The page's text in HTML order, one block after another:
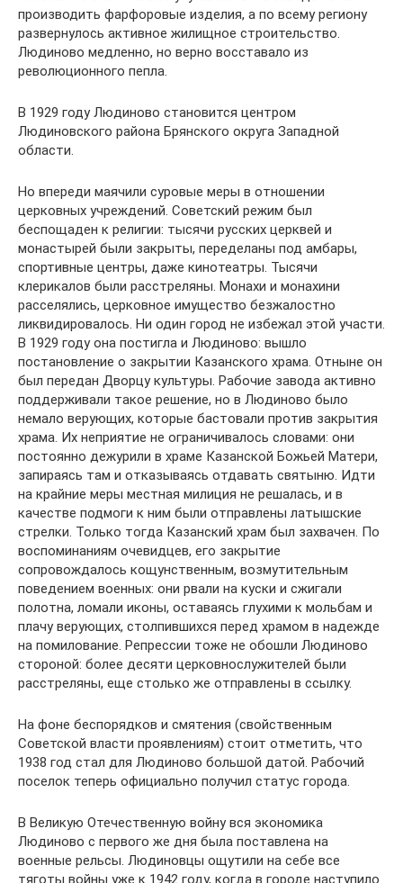
производить фарфоровые изделия, а по всему региону
развернулось активное жилищное строительство.
Людиново медленно, но верно восставало из
революционного пепла.
В 1929 году Людиново становится центром
Людиновского района Брянского округа Западной
области.
Но впереди маячили суровые меры в отношении
церковных учреждений. Советский режим был
беспощаден к религии: тысячи русских церквей и
монастырей были закрыты, переделаны под амбары,
спортивные центры, даже кинотеатры. Тысячи
клерикалов были расстреляны. Монахи и монахини
расселялись, церковное имущество безжалостно
ликвидировалось. Ни один город не избежал этой участи.
В 1929 году она постигла и Людиново: вышло
постановление о закрытии Казанского храма. Отныне он
был передан Дворцу культуры. Рабочие завода активно
поддерживали такое решение, но в Людиново было
немало верующих, которые бастовали против закрытия
храма. Их неприятие не ограничивалось словами: они
постоянно дежурили в храме Казанской Божьей Матери,
запираясь там и отказываясь отдавать святыню. Идти
на крайние меры местная милиция не решалась, и в
качестве подмоги к ним были отправлены латышские
стрелки. Только тогда Казанский храм был захвачен. По
воспоминаниям очевидцев, его закрытие
сопровождалось кощунственным, возмутительным
поведением военных: они рвали на куски и сжигали
полотна, ломали иконы, оставаясь глухими к мольбам и
плачу верующих, столпившихся перед храмом в надежде
на помилование. Репрессии тоже не обошли Людиново
стороной: более десяти церковнослужителей были
расстреляны, еще столько же отправлены в ссылку.
На фоне беспорядков и смятения (свойственным
Советской власти проявлениям) стоит отметить, что
1938 год стал для Людиново большой датой. Рабочий
поселок теперь официально получил статус города.
В Великую Отечественную войну вся экономика
Людиново с первого же дня была поставлена на
военные рельсы. Людиновцы ощутили на себе все
тяготы войны уже к 1942 году, когда в городе наступило